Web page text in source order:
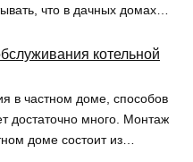
что в дачных домах…
котельной
в частном доме, способов
достаточно много. Монтаж
доме состоит из…